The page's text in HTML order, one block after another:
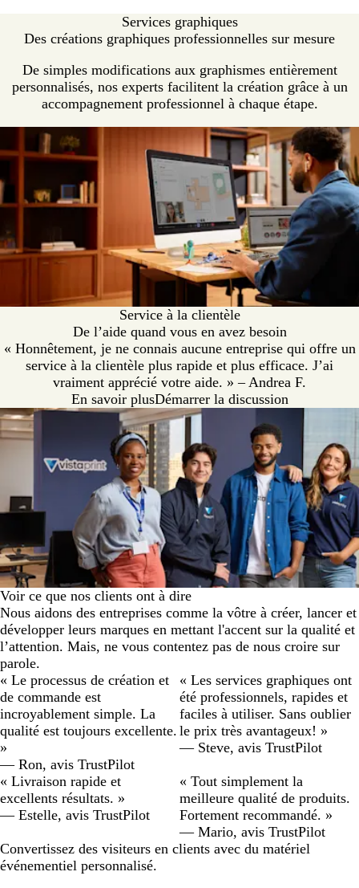
Services graphiques
Des créations graphiques professionnelles sur mesure
De simples modifications aux graphismes entièrement
personnalisés, nos experts facilitent la création grâce à un
accompagnement professionnel à chaque étape.
Service à la clientèle
De l’aide quand vous en avez besoin
« Honnêtement, je ne connais aucune entreprise qui offre un
service à la clientèle plus rapide et plus efficace. J’ai
vraiment apprécié votre aide. » – Andrea F.
En savoir plusDémarrer la discussion
Voir ce que nos clients ont à dire
Nous aidons des entreprises comme la vôtre à créer, lancer et
développer leurs marques en mettant l'accent sur la qualité et
l’attention. Mais, ne vous contentez pas de nous croire sur
parole.
« Le processus de création et
de commande est
incroyablement simple. La
qualité est toujours excellente.
»
— Ron, avis TrustPilot
« Les services graphiques ont
été professionnels, rapides et
faciles à utiliser. Sans oublier
le prix très avantageux! »
— Steve, avis TrustPilot
« Livraison rapide et
excellents résultats. »
— Estelle, avis TrustPilot
« Tout simplement la
meilleure qualité de produits.
Fortement recommandé. »
— Mario, avis TrustPilot
Convertissez des visiteurs en clients avec du matériel
événementiel personnalisé.